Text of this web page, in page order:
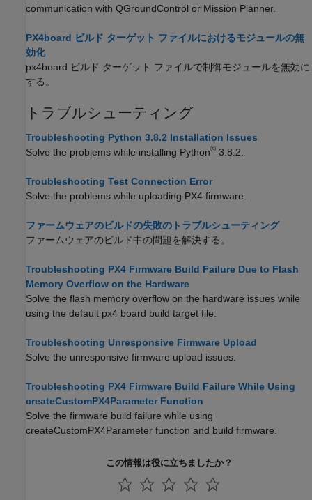
communication with QGroundControl or Mission Planner.
PX4board ビルド ターゲット ファイルにおけるモジュールの無
効化
px4board ビルド ターゲット ファイルで制御モジュールを無効に
する。
トラブルシューティング
Troubleshooting Python 3.8.2 Installation Issues
Solve the problems while installing Python® 3.8.2.
Troubleshooting Test Connection Error
Solve the problems while uploading PX4 firmware.
ファームウェアのビルドの失敗のトラブルシューティング
ファームウェアのビルド中の問題を解決する。
Troubleshooting PX4 Firmware Build Failure Due to Flash
Memory Overflow on the Hardware
Solve the flash memory overflow on the hardware issues while
using the default px4 board build target file.
Troubleshooting Unresponsive Firmware Upload
Solve the unresponsive firmware upload issues.
Troubleshooting PX4 Firmware Build Failure While Using
createCustomPX4Parameter Function
Solve the firmware build failure while using
createCustomPX4Parameter function and build firmware.
この情報は役に立ちましたか？